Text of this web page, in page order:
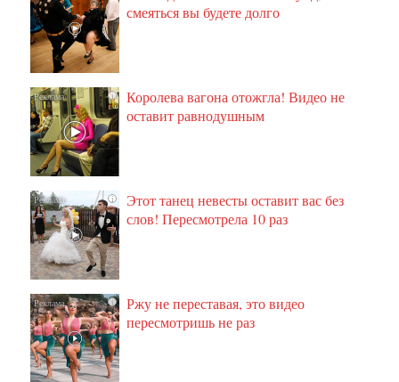
смеяться вы будете долго
i
Королева вагона отожгла! Видео не
оставит равнодушным
i
Этот танец невесты оставит вас без
слов! Пересмотрела 10 раз
i
Ржу не переставая, это видео
пересмотришь не раз